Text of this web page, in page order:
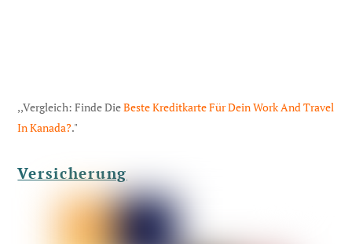
,,Vergleich: Finde DieBeste Kreditkarte Für Dein Work And Travel
In Kanada?."
Versicherung